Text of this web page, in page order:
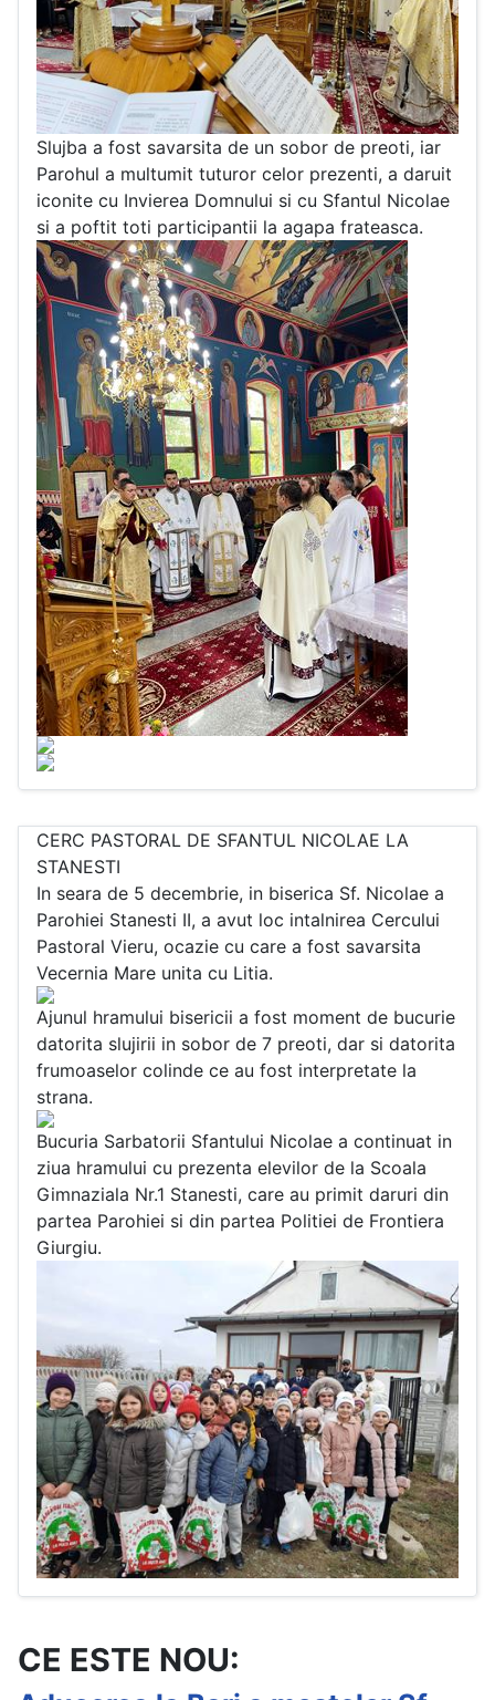
Slujba a fost savarsita de un sobor de preoti, iar
Parohul a multumit tuturor celor prezenti, a daruit
iconite cu Invierea Domnului si cu Sfantul Nicolae
si a poftit toti participantii la agapa frateasca.
CERC PASTORAL DE SFANTUL NICOLAE LA
STANESTI
In seara de 5 decembrie, in biserica Sf. Nicolae a
Parohiei Stanesti II, a avut loc intalnirea Cercului
Pastoral Vieru, ocazie cu care a fost savarsita
Vecernia Mare unita cu Litia.
Ajunul hramului bisericii a fost moment de bucurie
datorita slujirii in sobor de 7 preoti, dar si datorita
frumoaselor colinde ce au fost interpretate la
strana.
Bucuria Sarbatorii Sfantului Nicolae a continuat in
ziua hramului cu prezenta elevilor de la Scoala
Gimnaziala Nr.1 Stanesti, care au primit daruri din
partea Parohiei si din partea Politiei de Frontiera
Giurgiu.
CE ESTE NOU: